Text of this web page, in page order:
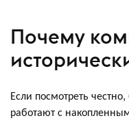
Почему
Если посмотреть
работают с